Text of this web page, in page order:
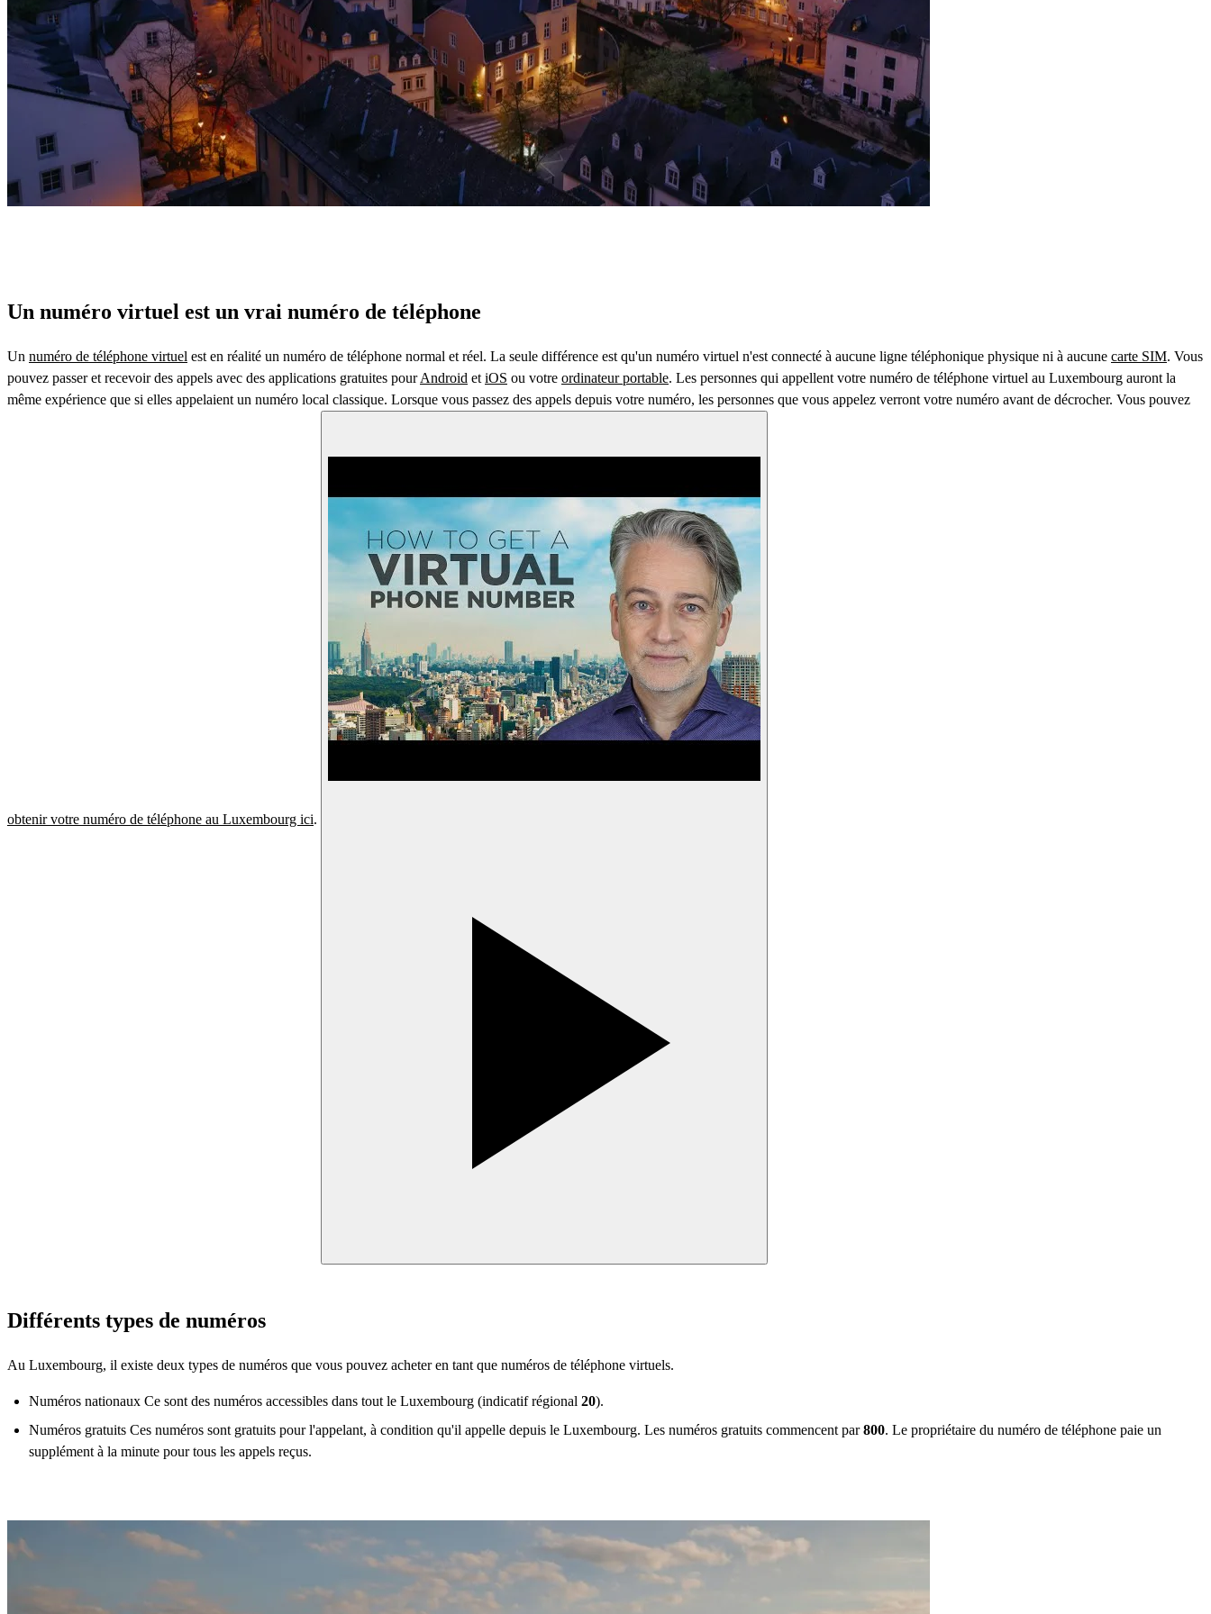
Un numéro virtuel est un vrai numéro de téléphone
Un numéro de téléphone virtuel est en réalité un numéro de téléphone normal et réel. La seule différence est qu'un numéro virtuel n'est connecté à aucune ligne téléphonique physique ni à aucune carte SIM. Vous
pouvez passer et recevoir des appels avec des applications gratuites pourAndroid et iOS ou votre ordinateur portable. Les personnes qui appellent votre numéro de téléphone virtuel au Luxembourg auront la
même expérience que si elles appelaient un numéro local classique. Lorsque vous passez des appels depuis votre numéro, les personnes que vous appelez verront votre numéro avant de décrocher. Vous pouvez
obtenir votre numéro de téléphone au Luxembourg ici.
Différents types de numéros
Au Luxembourg, il existe deux types de numéros que vous pouvez acheter en tant que numéros de téléphone virtuels.
Numéros nationaux Ce sont des numéros accessibles dans tout le Luxembourg (indicatif régional 20).
Numéros gratuits Ces numéros sont gratuits pour l'appelant, à condition qu'il appelle depuis le Luxembourg. Les numéros gratuits commencent par800. Le propriétaire du numéro de téléphone paie un
supplément à la minute pour tous les appels reçus.